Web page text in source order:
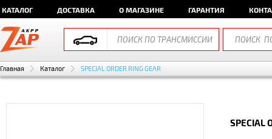
КАТАЛОГ ДОСТАВКА О МАГАЗИНЕ ГАРАНТИЯ
Главная Каталог SPECIAL ORDER RING GEAR
SPECIAL